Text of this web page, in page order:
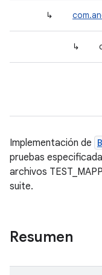
↳
↳
Implementación de
pruebas
archivos
suite.
Resumen